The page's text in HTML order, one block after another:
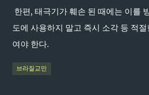
한편, 태극기가 훼손 된 때에는 이를
도에 사용하지 말고 즉시 소각 등 적
여야 한다.
브라질교민